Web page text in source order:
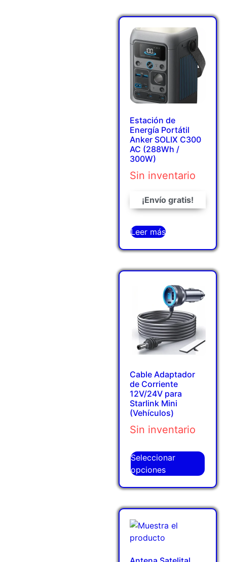
Estación de
Energía Portátil
Anker SOLIX C300
AC (288Wh /
300W)
Sin inventario
¡Envío gratis!
Leer más
Cable Adaptador
de Corriente
12V/24V para
Starlink Mini
(Vehículos)
Sin inventario
Seleccionar
opciones